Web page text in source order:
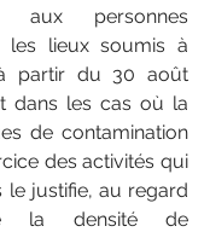
aux personnes
les lieux soumis à
partir du 30 août
dans les cas où la
de contamination
des activités qui
le justifie, au regard
la densité de